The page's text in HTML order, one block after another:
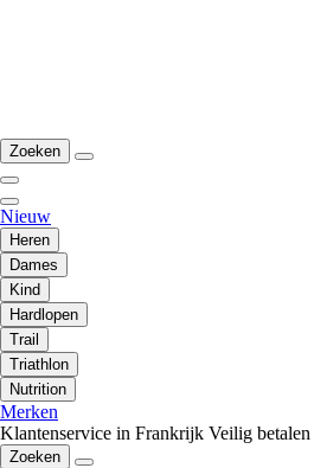
Zoeken
Nieuw
Heren
Dames
Kind
Hardlopen
Trail
Triathlon
Nutrition
Merken
Klantenservice in Frankrijk Veilig betalen
Zoeken